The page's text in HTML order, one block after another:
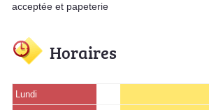
acceptée et papeterie
Horaires
Lundi